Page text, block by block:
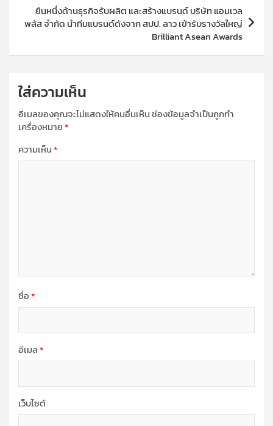
ยืนหนึ่งด้านธุรกิจรับผลิต และสร้างแบรนด์ บริษัท แอมเวล
พลัส จำกัด นำทีมแบรนด์ดังจาก สปป. ลาว เข้ารับรางวัลใหญ่
Brilliant Asean Awards
ใส่ความเห็น
อีเมลของคุณจะไม่แสดงให้คนอื่นเห็นช่องข้อมูลจำเป็นถูกทำ
เครื่องหมาย*
ความเห็น*
ชื่อ*
อีเมล*
เว็บไซต์